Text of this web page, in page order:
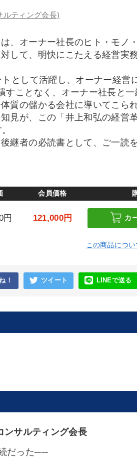
ルティング会長)
、オーナー社長のヒト・モノ
して、明快にこたえる経営実
として活躍し、オーナー経営
すことなく、オーナー社長と一
質の儲かる会社に導いてこら
見が、この「井上和弘の経営
継者の必読書として、ご一読
会員価格
円 121,000円 カ
この商品につ
！ ツイート LINEで送る
ンサルティング会長
だった──